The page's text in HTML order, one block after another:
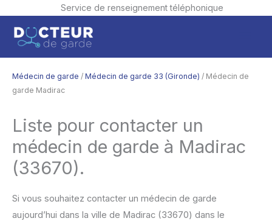
Service de renseignement téléphonique
contenu
Médecin de garde / Médecin de garde 33 (Gironde) / Médecin de
garde Madirac
Liste pour contacter un
médecin de garde à Madirac
(33670).
Si vous souhaitez contacter un médecin de garde
aujourd’hui dans la ville de Madirac (33670) dans le